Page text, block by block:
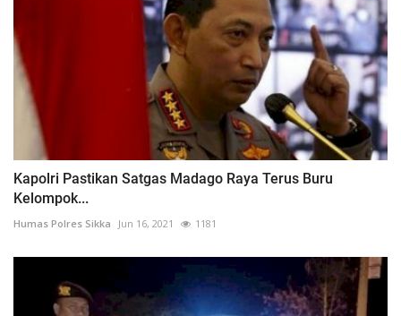
Kapolri Pastikan Satgas Madago Raya Terus Buru
Kelompok...
Humas Polres Sikka Jun 16, 2021 1181